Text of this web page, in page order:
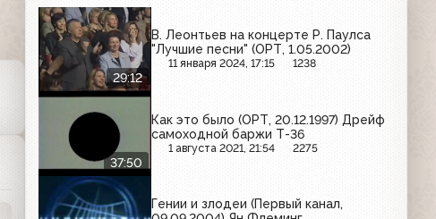
29:12
В. Леонтьев на концерте Р. Паулса
"Лучшие песни" (ОРТ, 1.05.2002)
11 января 2024, 17:15 1238
37:50
Как это было (ОРТ, 20.12.1997) Дрейф
самоходной баржи Т-36
1 августа 2021, 21:54 2275
Гении и злодеи (Первый канал,